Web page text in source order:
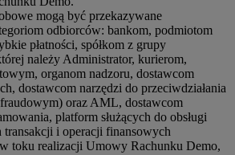
mogą być przekazywane
odbiorców: bankom, podmiotom
płatności, spółkom z grupy
należy Administrator, kurierom,
organom nadzoru, dostawcom
dostawcom narzędzi do przeciwdziałania
oraz AML, dostawcom
platform służących do obsługi
transakcji i operacji finansowych
toku realizacji Umowy Rachunku Demo,